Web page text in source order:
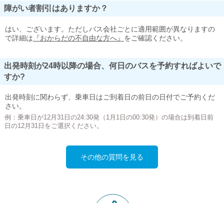
障がい者割引はありますか？
はい、ございます。ただしバス会社ごとに適用範囲が異なりますの
で詳細は 『おからだの不自由な方へ』 をご確認ください。
出発時刻が24時以降の場合、何日のバスを予約すればよいで
すか?
出発時刻に関わらず、乗車日はご到着日の前日の日付でご予約くだ
さい。
例：乗車日が12月31日の24:30発（1月1日の00:30発）の場合は到着日前
日の12月31日をご選択ください。
その他の質問を見る